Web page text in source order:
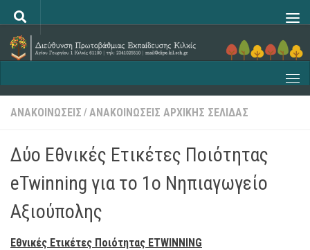
Skip to content
ΑΝΑΚΟΙΝΩΣΕΙΣ / ΑΝΑΚΟΙΝΩΣΕΙΣ ΑΡΧΙΚΗΣ ΣΕΛΙΔΑΣ
Δύο Εθνικές Ετικέτες Ποιότητας
eTwinning για το 1ο Νηπιαγωγείο
Αξιούπολης
Εθνικές Ετικέτες Ποιότητας ETWINNING